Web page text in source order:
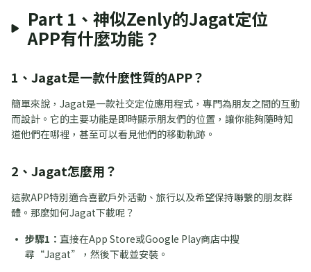
Part 1、神似Zenly的Jagat定位
APP有什麼功能？
1、Jagat是一款什麼性質的APP？
簡單來說，Jagat是一款社交定位應用程式，專門為朋友之間的互動
而設計。它的主要功能是即時顯示朋友們的位置，讓你能夠隨時知
道他們在哪裡，甚至可以看見他們的移動軌跡。
2、Jagat怎麼用？
這款APP特別適合喜歡戶外活動、旅行以及希望保持聯繫的朋友群
體。那麼如何Jagat下載呢？
步驟1： 直接在App Store或Google Play商店中搜
尋“Jagat”，然後下載並安裝。